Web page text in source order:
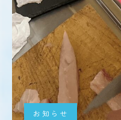
お知らせ